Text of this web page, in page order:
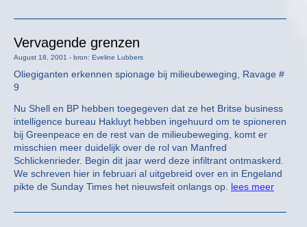
Vervagende grenzen
August 18, 2001 - bron: Eveline Lubbers
Oliegiganten erkennen spionage bij milieubeweging, Ravage #
9
Nu Shell en BP hebben toegegeven dat ze het Britse business
intelligence bureau Hakluyt hebben ingehuurd om te spioneren
bij Greenpeace en de rest van de milieubeweging, komt er
misschien meer duidelijk over de rol van Manfred
Schlickenrieder. Begin dit jaar werd deze infiltrant ontmaskerd.
We schreven hier in februari al uitgebreid over en in Engeland
pikte de Sunday Times het nieuwsfeit onlangs op. lees meer